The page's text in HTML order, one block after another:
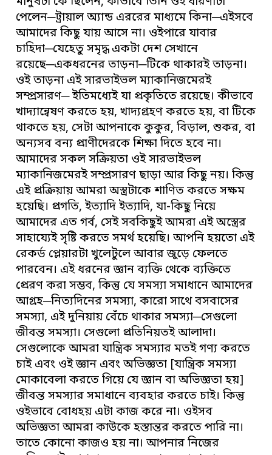
পেলেন─ট্রায়াল অ্যান্ড এররের মাধ্যমে কিনা─এইসবে
আমাদের কিছু যায় আসে না। ওইপারে যাবার
চাহিদা─যেহেতু সমৃদ্ধ একটা দেশ সেখানে
রয়েছে─একধরনের তাড়না─টিকে থাকারই তাড়না।
ওই তাড়না এই সারভাইভল ম্যাকানিজমেরই
সম্প্রসারণ─ ইতিমধ্যেই যা প্রকৃতিতে রয়েছে। কীভাবে
খাদ্যান্বেষণ করতে হয়, খাদ্যগ্রহণ করতে হয়, বা টিকে
থাকতে হয়, সেটা আপনাকে কুকুর, বিড়াল, শুকর, বা
অন্যসব বন্য প্রাণীদেরকে শিক্ষা দিতে হবে না।
আমাদের সকল সক্রিয়তা ওই সারভাইভল
ম্যাকানিজমেরই সম্প্রসারণ ছাড়া আর কিছু নয়। কিন্তু
এই প্রক্রিয়ায় আমরা অস্ত্রটাকে শাণিত করতে সক্ষম
হয়েছি। প্রগতি, ইত্যাদি ইত্যাদি, যা-কিছু নিয়ে
আমাদের এত গর্ব, সেই সবকিছুই আমরা এই অস্ত্রের
সাহায্যেই সৃষ্টি করতে সমর্থ হয়েছি। আপনি হয়তো এই
রেকর্ড প্লেয়ারটা খুলেটুলে আবার জুড়ে ফেলতে
পারবেন। এই ধরনের জ্ঞান ব্যক্তি থেকে ব্যক্তিতে
প্রেরণ করা সম্ভব, কিন্তু যে সমস্যা সমাধানে আমাদের
আগ্রহ─নিত্যদিনের সমস্যা, কারো সাথে বসবাসের
সমস্যা, এই দুনিয়ায় বেঁচে থাকার সমস্যা─সেগুলো
জীবন্ত সমস্যা। সেগুলো প্রতিনিয়তই আলাদা।
সেগুলোকে আমরা যান্ত্রিক সমস্যার মতই গণ্য করতে
চাই এবং ওই জ্ঞান এবং অভিজ্ঞতা [যান্ত্রিক সমস্যা
মোকাবেলা করতে গিয়ে যে জ্ঞান বা অভিজ্ঞতা হয়]
জীবন্ত সমস্যার সমাধানে ব্যবহার করতে চাই। কিন্তু
ওইভাবে বোধহয় এটা কাজ করে না। ওইসব
অভিজ্ঞতা আমরা কাউকে হস্তান্তর করতে পারি না।
তাতে কোনো কাজও হয় না। আপনার নিজের